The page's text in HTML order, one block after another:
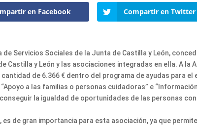
en Facebook Compartir en Twitter
de Servicios Sociales de la Junta de Castilla y León,
Castilla y León y las asociaciones integradas en ella. A la
de 6.366 € dentro del programa de ayudas para el
a las familias o personas cuidadoras” e
la igualdad de oportunidades de las personas
es de gran importancia para esta asociación, ya que